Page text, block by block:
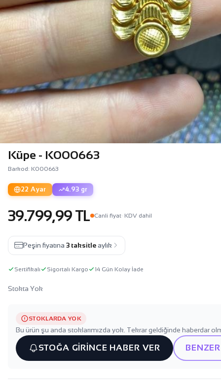
Küpe - K000663
Barkod: K000663
22 Ayar 4.93 gr
39.799,99 TL Canli fiyat· KDV dahil
Peşin fiyatına 3 taksitle aylık
Sertifikalı Sigortalı Kargo 14 Gün Kolay İade
Stokta Yok
STOKLARDA YOK
Bu ürün şu anda stoklarımızda yok. Tekrar geldiğinde haberdar
STOĞA GİRİNCE HABER VER